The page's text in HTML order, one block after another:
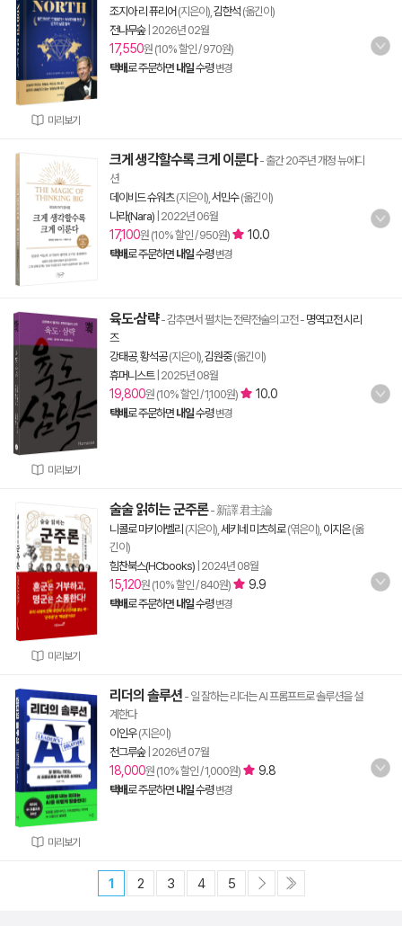
미리보기
조지아 리 퓨리어 (지은이), 김한석 (옮긴이)
전나무숲| 2026년 02월
17,550원 (10% 할인 / 970원)
택배로 주문하면 내일수령 변경
크게 생각할수록 크게 이룬다- 출간 20주년 개정 뉴에디
션
데이비드 슈워츠(지은이), 서민수(옮긴이)
나라(Nara) 2022년 06월
17,100원 (10% 할인 / 950원) 10.0
택배로 주문하면 내일수령 변경
미리보기
육도·삼략- 감추면서 펼치는 전략전술의 고전- 명역고전 시리
즈
강태공, 황석공(지은이), 김원중(옮긴이)
휴머니스트| 2025년 08월
19,800원 (10% 할인 / 1,100원) 10.0
택배로 주문하면 내일수령 변경
미리보기
술술 읽히는 군주론- 新譯 君主論
니콜로 마키아벨리 (지은이), 세키네 미츠히로(엮은이), 이지은(옮
긴이)
힘찬북스(HCbooks) 2024년 08월
15,120원 (10% 할인 / 840원) 9.9
택배로 주문하면 내일수령 변경
미리보기
리더의 솔루션 - 일 잘하는 리더는 AI 프롬프트로 솔루션을 설
계한다
이인우(지은이)
천그루숲| 2026년 07월
18,000원 (10% 할인 / 1,000원) 9.8
택배로 주문하면 내일수령 변경
1 2 3 4 5